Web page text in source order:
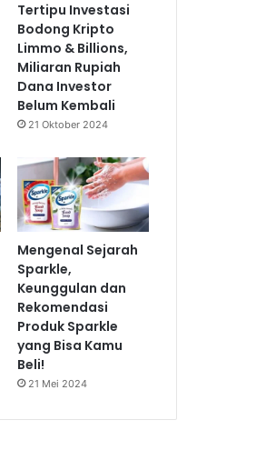
Tertipu Investasi
Bodong Kripto
Limmo & Billions,
Miliaran Rupiah
Dana Investor
Belum Kembali
21 Oktober 2024
Mengenal Sejarah
Sparkle,
Keunggulan dan
Rekomendasi
Produk Sparkle
yang Bisa Kamu
Beli!
21 Mei 2024